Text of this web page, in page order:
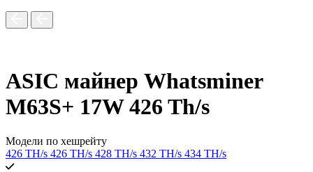
ASIC майнер Whatsminer
M63S+ 17W 426 Th/s
Модели по хешрейту
426 TH/s 426 TH/s 428 TH/s 432 TH/s 434 TH/s